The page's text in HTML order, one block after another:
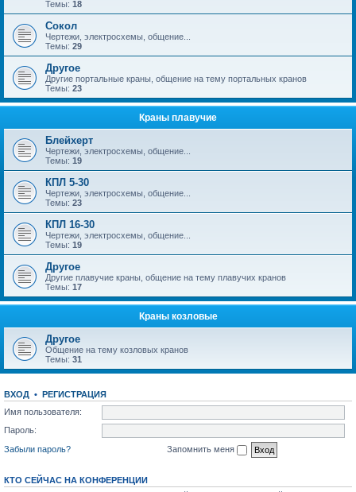
Темы: 18
Сокол
Чертежи, электросхемы, общение...
Темы: 29
Другое
Другие портальные краны, общение на тему портальных кранов
Темы: 23
Краны плавучие
Блейхерт
Чертежи, электросхемы, общение...
Темы: 19
КПЛ 5-30
Чертежи, электросхемы, общение...
Темы: 23
КПЛ 16-30
Чертежи, электросхемы, общение...
Темы: 19
Другое
Другие плавучие краны, общение на тему плавучих кранов
Темы: 17
Краны козловые
Другое
Общение на тему козловых кранов
Темы: 31
ВХОД • РЕГИСТРАЦИЯ
Имя пользователя:
Пароль:
Забыли пароль?
Запомнить меня
КТО СЕЙЧАС НА КОНФЕРЕНЦИИ